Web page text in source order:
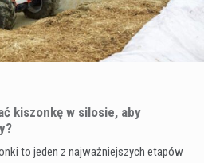
kiszonkę w silosie, aby
to jeden z najważniejszych etapów